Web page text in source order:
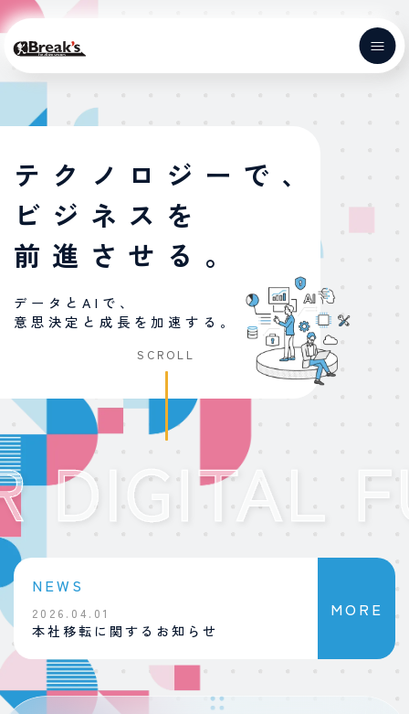
メ
イ
ン
コ
テ
テクノロジーで、
ビジネスを
前進させる。
データとAIで、
意思決定と成長を加速する。
SCROLL
NEWS
2026.04.01
本社移転に関するお知らせ
2025.10.01
MORE